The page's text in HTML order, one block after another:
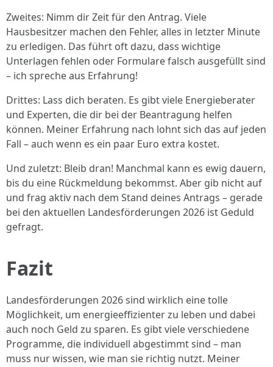
Zweites: Nimm dir Zeit für den Antrag. Viele
Hausbesitzer machen den Fehler, alles in letzter Minute
zu erledigen. Das führt oft dazu, dass wichtige
Unterlagen fehlen oder Formulare falsch ausgefüllt sind
– ich spreche aus Erfahrung!
Drittes: Lass dich beraten. Es gibt viele Energieberater
und Experten, die dir bei der Beantragung helfen
können. Meiner Erfahrung nach lohnt sich das auf jeden
Fall – auch wenn es ein paar Euro extra kostet.
Und zuletzt: Bleib dran! Manchmal kann es ewig dauern,
bis du eine Rückmeldung bekommst. Aber gib nicht auf
und frag aktiv nach dem Stand deines Antrags – gerade
bei den aktuellen Landesförderungen 2026 ist Geduld
gefragt.
Fazit
Landesförderungen 2026 sind wirklich eine tolle
Möglichkeit, um energieeffizienter zu leben und dabei
auch noch Geld zu sparen. Es gibt viele verschiedene
Programme, die individuell abgestimmt sind – man
muss nur wissen, wie man sie richtig nutzt. Meiner